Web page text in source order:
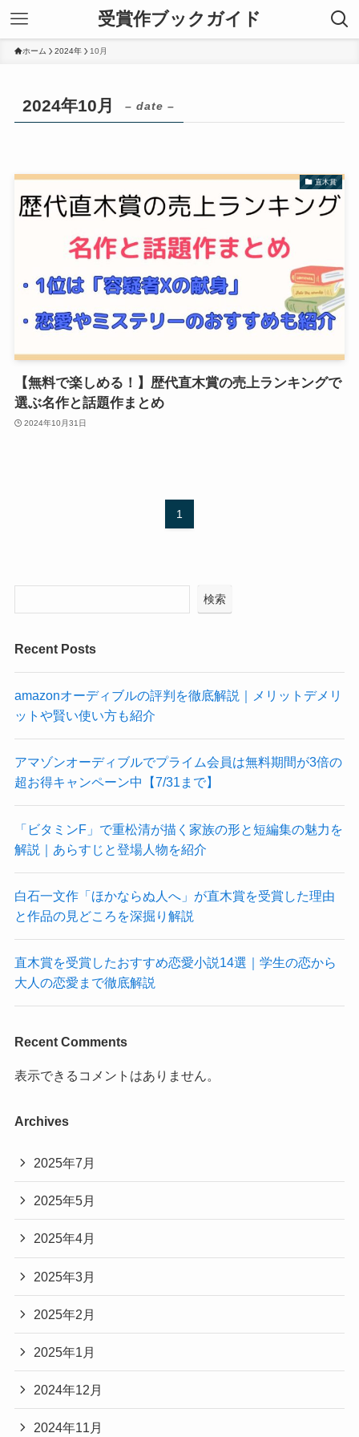
受賞作ブックガイド
ホーム 2024年 10月
2024年10月 – date –
直木賞
【無料で楽しめる！】歴代直木賞の売上ランキングで
選ぶ名作と話題作まとめ
2024年10月31日
1
検索
Recent Posts
amazonオーディブルの評判を徹底解説｜メリットデメリ
ットや賢い使い方も紹介
アマゾンオーディブルでプライム会員は無料期間が3倍の
超お得キャンペーン中【7/31まで】
「ビタミンF」で重松清が描く家族の形と短編集の魅力を
解説｜あらすじと登場人物を紹介
白石一文作「ほかならぬ人へ」が直木賞を受賞した理由
と作品の見どころを深掘り解説
直木賞を受賞したおすすめ恋愛小説14選｜学生の恋から
大人の恋愛まで徹底解説
Recent Comments
表示できるコメントはありません。
Archives
2025年7月
2025年5月
2025年4月
2025年3月
2025年2月
2025年1月
2024年12月
2024年11月